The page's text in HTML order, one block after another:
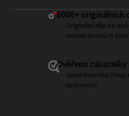
6000+ ​originálních
Originální díly od
motokrosových
Ověřeno zákazníky
Jsme Heureka
auto-moto